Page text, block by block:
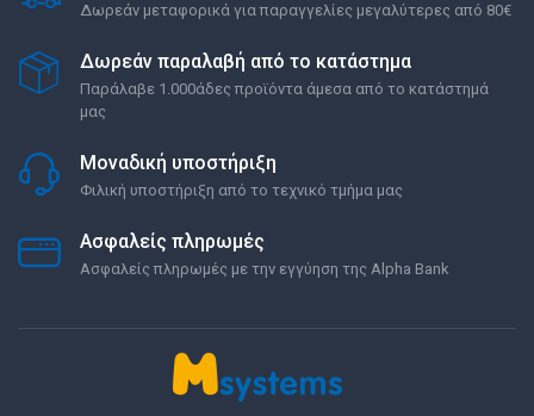
Δωρεάν μεταφορικά για παραγγελίες μεγαλύτερες από 80€
Δωρεάν παραλαβή από το κατάστημα
Παράλαβε 1.000άδες προϊόντα άμεσα από το κατάστημά
μας
Μοναδική υποστήριξη
Φιλική υποστήριξη από το τεχνικό τμήμα μας
Ασφαλείς πληρωμές
Ασφαλείς πληρωμές με την εγγύηση της Alpha Bank